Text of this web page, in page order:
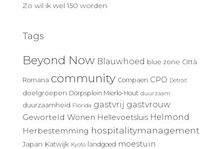
Zo wil ik wel 150 worden
Tags
Beyond Now Blauwhoed blue zone Città
Romana community Compaen CPO Detroit
doelgroepen Dorpsplein Mierlo-Hout duurzaam
duurzaamheid Florida gastvrij gastvrouw
Geworteld Wonen Hellevoetsluis Helmond
Herbestemming hospitalitymanagement
Japan Katwijk Kyoto landgoed moestuin